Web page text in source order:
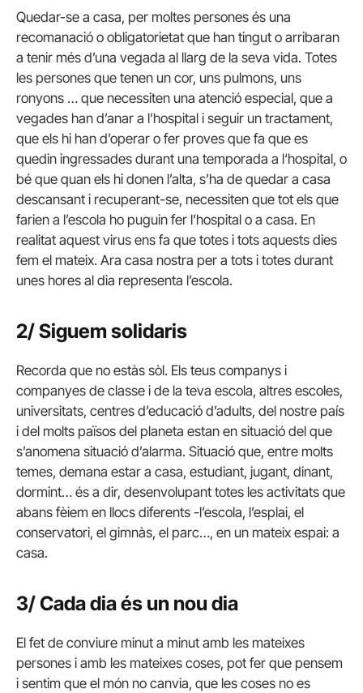
Quedar-se a casa, per moltes persones és una
recomanació o obligatorietat que han tingut o arribaran
a tenir més d’una vegada al llarg de la seva vida. Totes
les persones que tenen un cor, uns pulmons, uns
ronyons … que necessiten una atenció especial, que a
vegades han d’anar a l’hospital i seguir un tractament,
que els hi han d’operar o fer proves que fa que es
quedin ingressades durant una temporada a l‘hospital, o
bé que quan els hi donen l’alta, s’ha de quedar a casa
descansant i recuperant-se, necessiten que tot els que
farien a l’escola ho puguin fer l’hospital o a casa. En
realitat aquest virus ens fa que totes i tots aquests dies
fem el mateix. Ara casa nostra per a tots i totes durant
unes hores al dia representa l’escola.
2/ Siguem solidaris
Recorda que no estàs sòl. Els teus companys i
companyes de classe i de la teva escola, altres escoles,
universitats, centres d’educació d’adults, del nostre país
i del molts països del planeta estan en situació del que
s’anomena situació d’alarma. Situació que, entre molts
temes, demana estar a casa, estudiant, jugant, dinant,
dormint… és a dir, desenvolupant totes les activitats que
abans fèiem en llocs diferents -l’escola, l’esplai, el
conservatori, el gimnàs, el parc…, en un mateix espai: a
casa.
3/ Cada dia és un nou dia
El fet de conviure minut a minut amb les mateixes
persones i amb les mateixes coses, pot fer que pensem
i sentim que el món no canvia, que les coses no es